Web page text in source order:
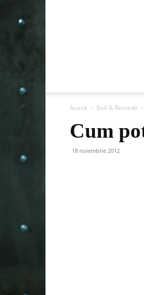
Acasă Boli & Remedii
Cum
18 noiembrie 2012